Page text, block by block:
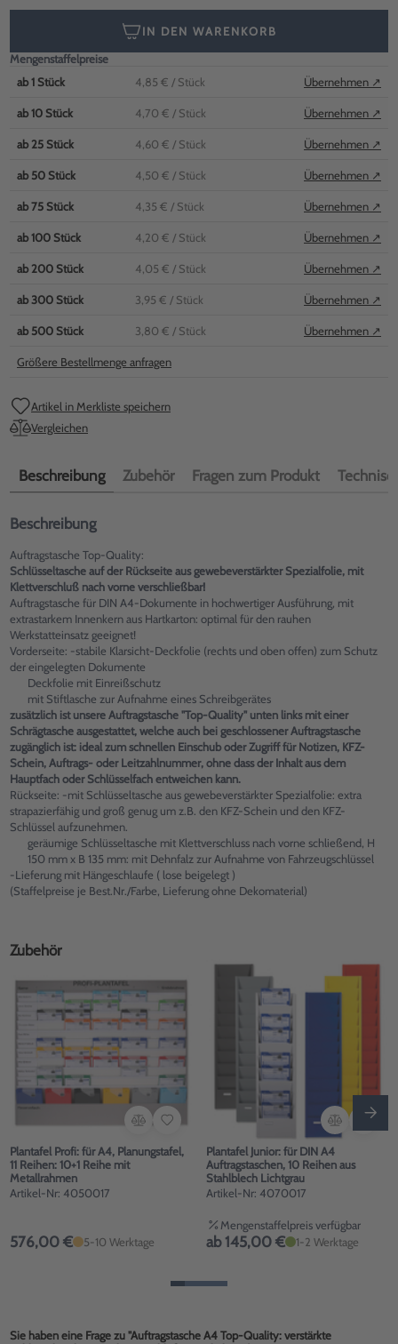
IN DEN WARENKORB
Mengenstaffelpreise
ab1 Stück 4,85 € / Stück Übernehmen ↗
ab10 Stück 4,70 € / Stück Übernehmen ↗
ab 25 Stück 4,60 € / Stück Übernehmen ↗
ab 50 Stück 4,50 € / Stück Übernehmen ↗
ab75 Stück 4,35 € / Stück Übernehmen ↗
ab100 Stück 4,20 € / Stück Übernehmen ↗
ab 200 Stück 4,05 € / Stück Übernehmen ↗
ab300 Stück 3,95 € / Stück Übernehmen ↗
ab 500 Stück 3,80 € / Stück Übernehmen ↗
Größere Bestellmenge anfragen
Artikel in Merkliste speichern
Vergleichen
Beschreibung Zubehör Fragen zum Produkt
Beschreibung
Auftragstasche Top-Quality:
Schlüsseltasche auf der Rückseite aus gewebeverstärkter Spezialfolie, mit
Klettverschluß nach vorne verschließbar!
Auftragstasche für DIN A4-Dokumente in hochwertiger Ausführung, mit
extrastarkem Innenkern aus Hartkarton: optimal für den rauhen
Werkstatteinsatz geeignet!
Vorderseite: -stabile Klarsicht-Deckfolie (rechts und oben offen) zum Schutz
der eingelegten Dokumente
Deckfolie mit Einreißschutz
mit Stiftlasche zur Aufnahme eines Schreibgerätes
zusätzlich ist unsere Auftragstasche "Top-Quality" unten links mit einer
Schrägtasche ausgestattet, welche auch bei geschlossener Auftragstasche
zugänglich ist: ideal zum schnellen Einschub oder Zugriff für Notizen, KFZ-
Schein, Auftrags- oder Leitzahlnummer, ohne dass der Inhalt aus dem
Hauptfach oder Schlüsselfach entweichen kann.
Rückseite: -mit Schlüsseltasche aus gewebeverstärkter Spezialfolie: extra
strapazierfähig und groß genug um z.B. den KFZ-Schein und den KFZ-
Schlüssel aufzunehmen.
geräumige Schlüsseltasche mit Klettverschluss nach vorne schließend, H
150 mm x B 135 mm: mit Dehnfalz zur Aufnahme von Fahrzeugschlüssel
-Lieferung mit Hängeschlaufe ( lose beigelegt )
(Staffelpreise je Best.Nr./Farbe, Lieferung ohne Dekomaterial)
Zubehör
Plantafel Profi: für A4, Planungstafel,
11 Reihen: 10+1 Reihe mit
Metallrahmen
Artikel-Nr: 4050017
576,00 € 5-10 Werktage
Plantafel Junior: für DIN A4
Auftragstaschen, 10 Reihen aus
Stahlblech Lichtgrau
Artikel-Nr: 4070017
Mengenstaffelpreis verfügbar
ab 145,00 € 1-2 Werktage
Sie haben eine Frage zu "Auftragstasche A4 Top-Quality: verstärkte